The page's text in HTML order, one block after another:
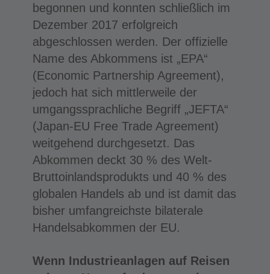
begonnen und konnten schließlich im
Dezember 2017 erfolgreich
abgeschlossen werden. Der offizielle
Name des Abkommens ist „EPA“
(Economic Partnership Agreement),
jedoch hat sich mittlerweile der
umgangssprachliche Begriff „JEFTA“
(Japan-EU Free Trade Agreement)
weitgehend durchgesetzt. Das
Abkommen deckt 30 % des Welt-
Bruttoinlandsprodukts und 40 % des
globalen Handels ab und ist damit das
bisher umfangreichste bilaterale
Handelsabkommen der EU.
Wenn Industrieanlagen auf Reisen